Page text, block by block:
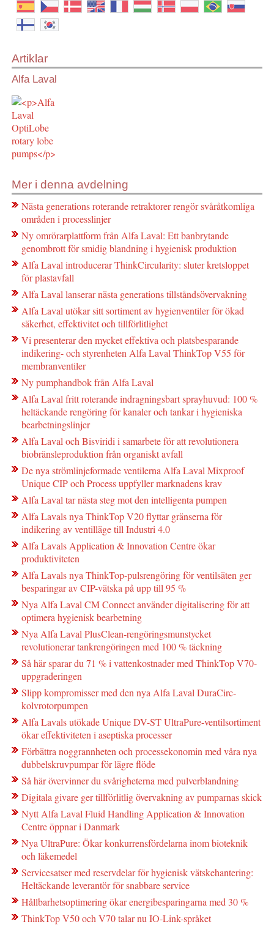
Artiklar
Alfa Laval
Mer i denna avdelning
Nästa generations roterande retraktorer rengör svåråtkomliga
områden i processlinjer
Ny omrörarplattform från Alfa Laval: Ett banbrytande
genombrott för smidig blandning i hygienisk produktion
Alfa Laval introducerar ThinkCircularity: sluter kretsloppet
för plastavfall
Alfa Laval lanserar nästa generations tillståndsövervakning
Alfa Laval utökar sitt sortiment av hygienventiler för ökad
säkerhet, effektivitet och tillförlitlighet
Vi presenterar den mycket effektiva och platsbesparande
indikering- och styrenheten Alfa Laval ThinkTop V55 för
membranventiler
Ny pumphandbok från Alfa Laval
Alfa Laval fritt roterande indragningsbart sprayhuvud: 100 %
heltäckande rengöring för kanaler och tankar i hygieniska
bearbetningslinjer
Alfa Laval och Bisviridi i samarbete för att revolutionera
biobränsleproduktion från organiskt avfall
De nya strömlinjeformade ventilerna Alfa Laval Mixproof
Unique CIP och Process uppfyller marknadens krav
Alfa Laval tar nästa steg mot den intelligenta pumpen
Alfa Lavals nya ThinkTop V20 flyttar gränserna för
indikering av ventilläge till Industri 4.0
Alfa Lavals Application & Innovation Centre ökar
produktiviteten
Alfa Lavals nya ThinkTop-pulsrengöring för ventilsäten ger
besparingar av CIP-vätska på upp till 95 %
Nya Alfa Laval CM Connect använder digitalisering för att
optimera hygienisk bearbetning
Nya Alfa Laval PlusClean-rengöringsmunstycket
revolutionerar tankrengöringen med 100 % täckning
Så här sparar du 71 % i vattenkostnader med ThinkTop V70-
uppgraderingen
Slipp kompromisser med den nya Alfa Laval DuraCirc-
kolvrotorpumpen
Alfa Lavals utökade Unique DV-ST UltraPure-ventilsortiment
ökar effektiviteten i aseptiska processer
Förbättra noggrannheten och processekonomin med våra nya
dubbelskruvpumpar för lägre flöde
Så här övervinner du svårigheterna med pulverblandning
Digitala givare ger tillförlitlig övervakning av pumparnas skick
Nytt Alfa Laval Fluid Handling Application & Innovation
Centre öppnar i Danmark
Nya UltraPure: Ökar konkurrensfördelarna inom bioteknik
och läkemedel
Servicesatser med reservdelar för hygienisk vätskehantering:
Heltäckande leverantör för snabbare service
Hållbarhetsoptimering ökar energibesparingarna med 30 %
ThinkTop V50 och V70 talar nu IO-Link-språket